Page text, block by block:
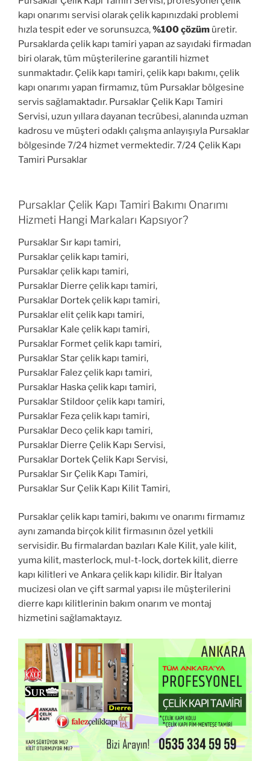
kapı onarımı servisi olarak çelik kapınızdaki problemi
hızla tespit eder ve sorunsuzca,%100 çözüm üretir.
Pursaklarda çelik kapı tamiri yapan az sayıdaki firmadan
biri olarak, tüm müşterilerine garantili hizmet
sunmaktadır. Çelik kapı tamiri, çelik kapı bakımı, çelik
kapı onarımı yapan firmamız, tüm Pursaklar bölgesine
servis sağlamaktadır. Pursaklar Çelik Kapı Tamiri
Servisi, uzun yıllara dayanan tecrübesi, alanında uzman
kadrosu ve müşteri odaklı çalışma anlayışıyla Pursaklar
bölgesinde 7/24 hizmet vermektedir. 7/24 Çelik Kapı
Tamiri Pursaklar
Pursaklar Çelik Kapı Tamiri Bakımı Onarımı
Hizmeti Hangi Markaları Kapsıyor?
Pursaklar Sır kapı tamiri,
Pursaklar çelik kapı tamiri,
Pursaklar çelik kapı tamiri,
Pursaklar Dierre çelik kapı tamiri,
Pursaklar Dortek çelik kapı tamiri,
Pursaklar elit çelik kapı tamiri,
Pursaklar Kale çelik kapı tamiri,
Pursaklar Formet çelik kapı tamiri,
Pursaklar Star çelik kapı tamiri,
Pursaklar Falez çelik kapı tamiri,
Pursaklar Haska çelik kapı tamiri,
Pursaklar Stildoor çelik kapı tamiri,
Pursaklar Feza çelik kapı tamiri,
Pursaklar Deco çelik kapı tamiri,
Pursaklar Dierre Çelik Kapı Servisi,
Pursaklar Dortek Çelik Kapı Servisi,
Pursaklar Sır Çelik Kapı Tamiri,
Pursaklar Sur Çelik Kapı Kilit Tamiri,
Pursaklar çelik kapı tamiri, bakımı ve onarımı firmamız
aynı zamanda birçok kilit firmasının özel yetkili
servisidir. Bu firmalardan bazıları Kale Kilit, yale kilit,
yuma kilit, masterlock, mul-t-lock, dortek kilit, dierre
kapı kilitleri ve Ankara çelik kapı kilidir. Bir İtalyan
mucizesi olan ve çift sarmal yapısı ile müşterilerini
dierre kapı kilitlerinin bakım onarım ve montaj
hizmetini sağlamaktayız.